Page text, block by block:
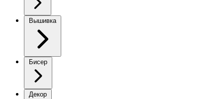
Вышивка
Бисер
Декор